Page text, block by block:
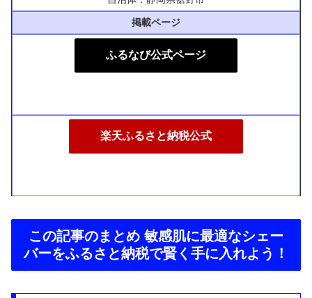
掲載ページ
ふるなび公式ページ
楽天ふるさと納税公式
この記事のまとめ 敏感肌に最適なシェー
バーをふるさと納税で賢く手に入れよう！